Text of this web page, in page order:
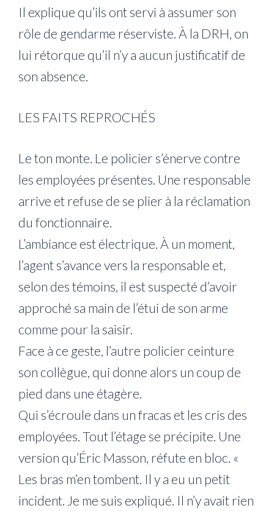
Il explique qu’ils ont servi à assumer son
rôle de gendarme réserviste. À la DRH, on
lui rétorque qu’il n’y a aucun justificatif de
son absence.
LES FAITS REPROCHÉS
Le ton monte. Le policier s’énerve contre
les employées présentes. Une responsable
arrive et refuse de se plier à la réclamation
du fonctionnaire.
L’ambiance est électrique. À un moment,
l’agent s’avance vers la responsable et,
selon des témoins, il est suspecté d’avoir
approché sa main de l’étui de son arme
comme pour la saisir.
Face à ce geste, l’autre policier ceinture
son collègue, qui donne alors un coup de
pied dans une étagère.
Qui s’écroule dans un fracas et les cris des
employées. Tout l’étage se précipite. Une
version qu’Éric Masson, réfute en bloc. «
Les bras m’en tombent. Il y a eu un petit
incident. Je me suis expliqué. Il n’y avait rien